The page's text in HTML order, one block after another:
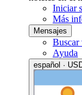
Iniciar
Más
Mensajes
Buscar
Ayuda
español ·